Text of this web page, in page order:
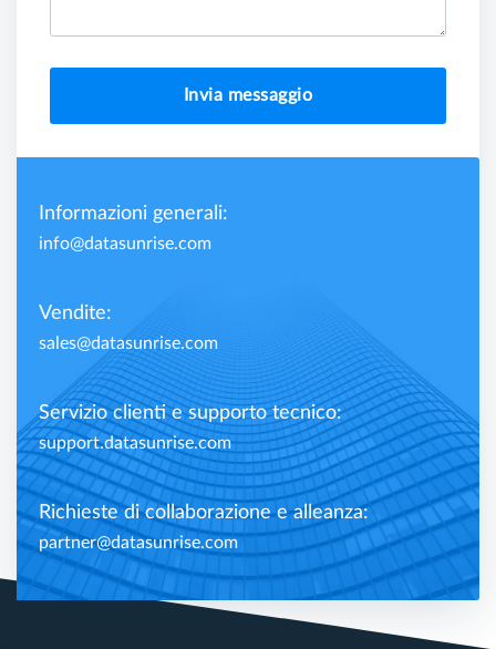
Invia messaggio
Informazioni generali:
info@datasunrise.com
Vendite:
sales@datasunrise.com
Servizio clienti e supporto tecnico:
support.datasunrise.com
Richieste di collaborazione e alleanza:
partner@datasunrise.com